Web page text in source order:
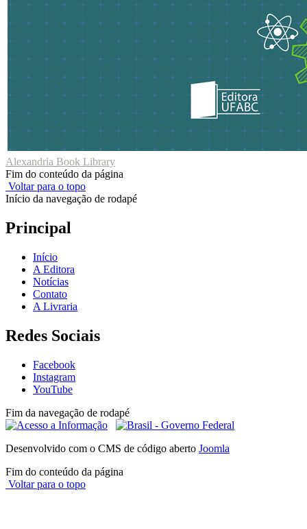
Alexandria Book Library
Fim do conteúdo da página
Voltar para o topo
Início da navegação de rodapé
Principal
Início
A Editora
Notícias
Contato
A Livraria
Redes Sociais
Facebook
Instagram
YouTube
Fim da navegação de rodapé
Desenvolvido com o CMS de código aberto Joomla
Fim do conteúdo da página
Voltar para o topo